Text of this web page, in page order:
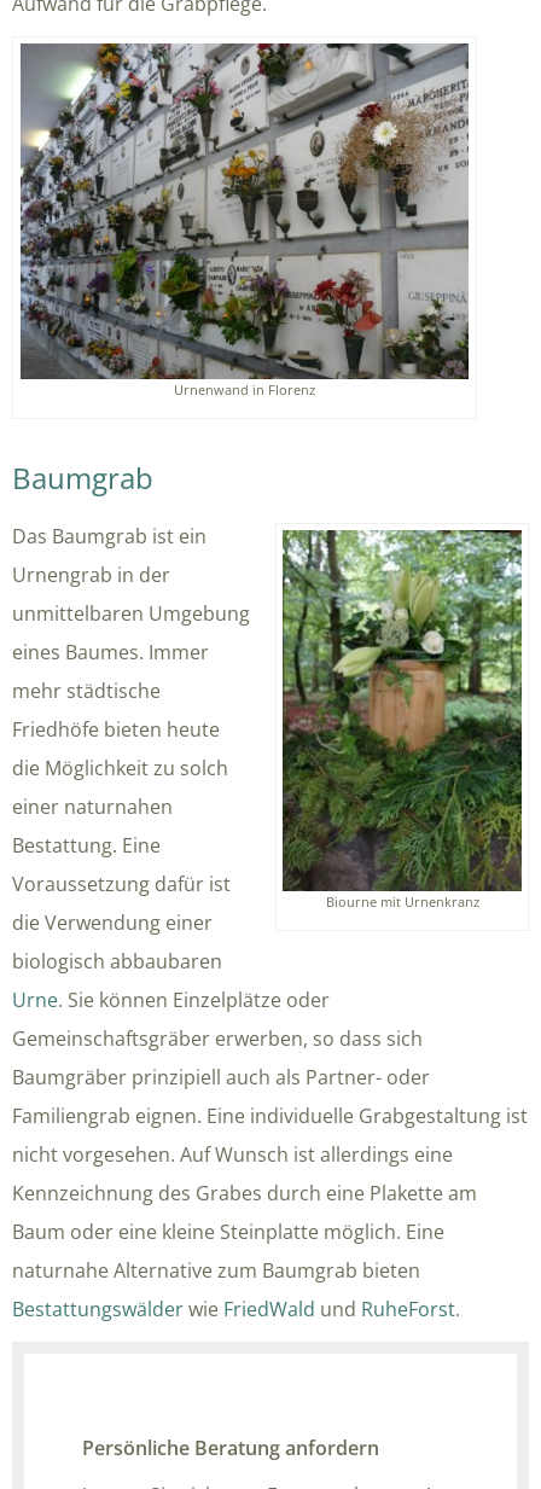
Urnenwand in Florenz
Baumgrab
Biourne mit Urnenkranz
Das Baumgrab ist ein
Urnengrab in der
unmittelbaren Umgebung
eines Baumes. Immer
mehr städtische
Friedhöfe bieten heute
die Möglichkeit zu solch
einer naturnahen
Bestattung. Eine
Voraussetzung dafür ist
die Verwendung einer
biologisch abbaubaren
Urne. Sie können Einzelplätze oder
Gemeinschaftsgräber erwerben, so dass sich
Baumgräber prinzipiell auch als Partner- oder
Familiengrab eignen. Eine individuelle Grabgestaltung ist
nicht vorgesehen. Auf Wunsch ist allerdings eine
Kennzeichnung des Grabes durch eine Plakette am
Baum oder eine kleine Steinplatte möglich. Eine
naturnahe Alternative zum Baumgrab bieten
Bestattungswälderwie FriedWald und RuheForst.
Persönliche Beratung anfordern